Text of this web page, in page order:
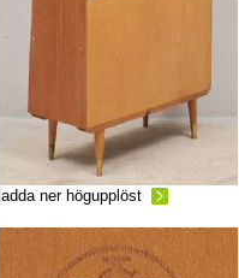
ladda ner högupplöst